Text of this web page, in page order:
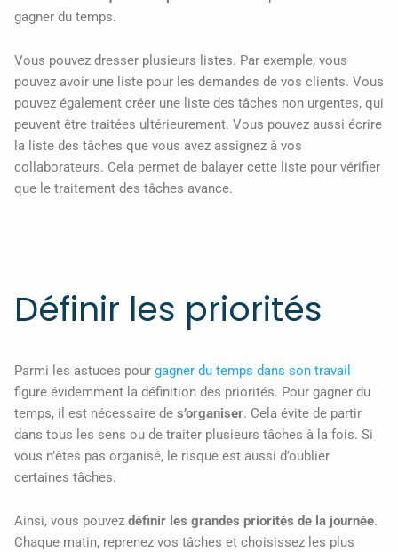
gagner du temps.
Vous pouvez dresser plusieurs listes. Par exemple, vous
pouvez avoir une liste pour les demandes de vos clients. Vous
pouvez également créer une liste des tâches non urgentes, qui
peuvent être traitées ultérieurement. Vous pouvez aussi écrire
la liste des tâches que vous avez assignez à vos
collaborateurs. Cela permet de balayer cette liste pour vérifier
que le traitement des tâches avance.
Définir les priorités
Parmi les astuces pour gagner du temps dans son travail
figure évidemment la définition des priorités. Pour gagner du
temps, il est nécessaire de s’organiser. Cela évite de partir
dans tous les sens ou de traiter plusieurs tâches à la fois. Si
vous n’êtes pas organisé, le risque est aussi d’oublier
certaines tâches.
Ainsi, vous pouvez définir les grandes priorités de la journée.
Chaque matin, reprenez vos tâches et choisissez les plus